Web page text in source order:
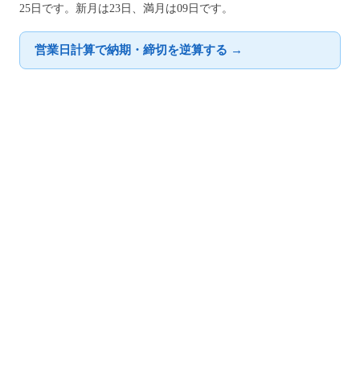
25日です。新月は23日、満月は09日です。
営業日計算で納期・締切を逆算する →